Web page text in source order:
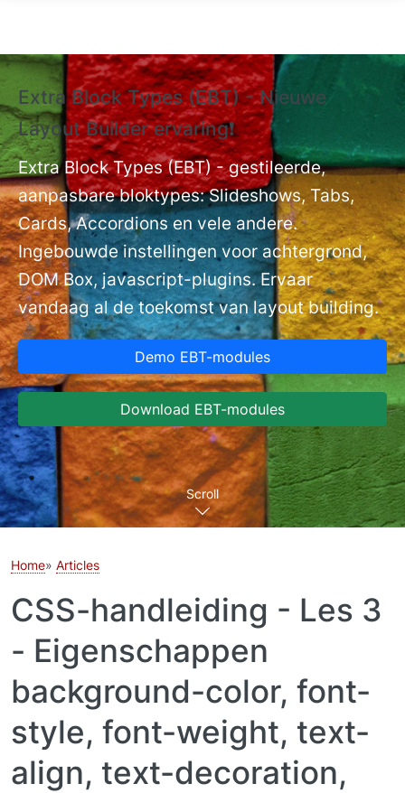
Extra Block Types (EBT) - Nieuwe
Layout Builder ervaring❗
Extra Block Types (EBT) - gestileerde,
aanpasbare bloktypes: Slideshows, Tabs,
Cards, Accordions en vele andere.
Ingebouwde instellingen voor achtergrond,
DOM Box, javascript-plugins. Ervaar
vandaag al de toekomst van layout building.
Demo EBT-modules
Download EBT-modules
Scroll
Home Articles
CSS-handleiding - Les 3
- Eigenschappen
background-color, font-
style, font-weight, text-
align, text-decoration,